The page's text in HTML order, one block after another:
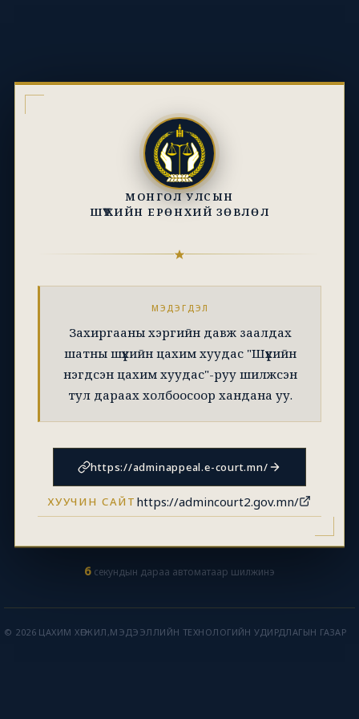
МОНГОЛ УЛСЫН
ШҮҮХИЙН ЕРӨНХИЙ ЗӨВЛӨЛ
МЭДЭГДЭЛ
Захиргааны хэргийн давж заалдах
шатны шүүхийн цахим хуудас "Шүүхийн
нэгдсэн цахим хуудас"-руу шилжсэн
тул дараах холбоосоор хандана уу.
https://adminappeal.e-court.mn/
ХУУЧИН САЙТ https://admincourt2.gov.mn/
6 секундын дараа автоматаар шилжинэ
© 2026 ЦАХИМ ХӨГЖИЛ,МЭДЭЭЛЛИЙН ТЕХНОЛОГИЙН УДИРДЛАГЫН ГАЗАР